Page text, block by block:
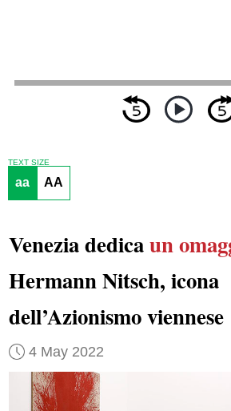
TEXT SIZE
aa AA
Venezia dedicaun
Hermann Nitsch, icona
dell’Azionismo viennese
4 May 2022